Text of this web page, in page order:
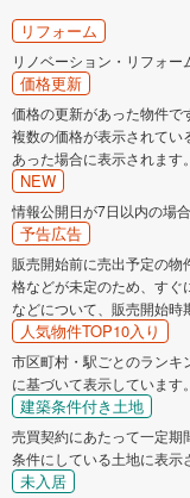
リフォーム
リノベーション・リフォー
価格更新
価格の更新があった物件で
複数の価格が表示されてい
あった場合に表示されます。
NEW
情報公開日が7日以内の場
予告広告
販売開始前に売出予定の物
格などが未定のため、すぐ
などについて、販売開始時
人気物件TOP10入り
市区町村・駅ごとのランキ
に基づいて表示しています。
建築条件付き土地
売買契約にあたって一定期
条件にしている土地に表示
未入居